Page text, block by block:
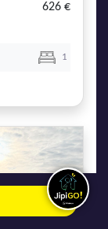
626 €
1
Next